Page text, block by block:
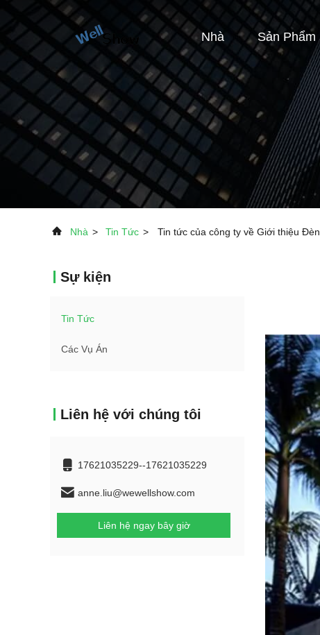
Nhà Sản Phẩm
Nhà > Tin Tức > Tin tức của công ty về Giới thiệu
Sự kiện
Tin Tức
Các Vụ Án
Liên hệ với chúng tôi
17621035229--17621035229
anne.liu@wewellshow.com
Liên hệ ngay bây giờ